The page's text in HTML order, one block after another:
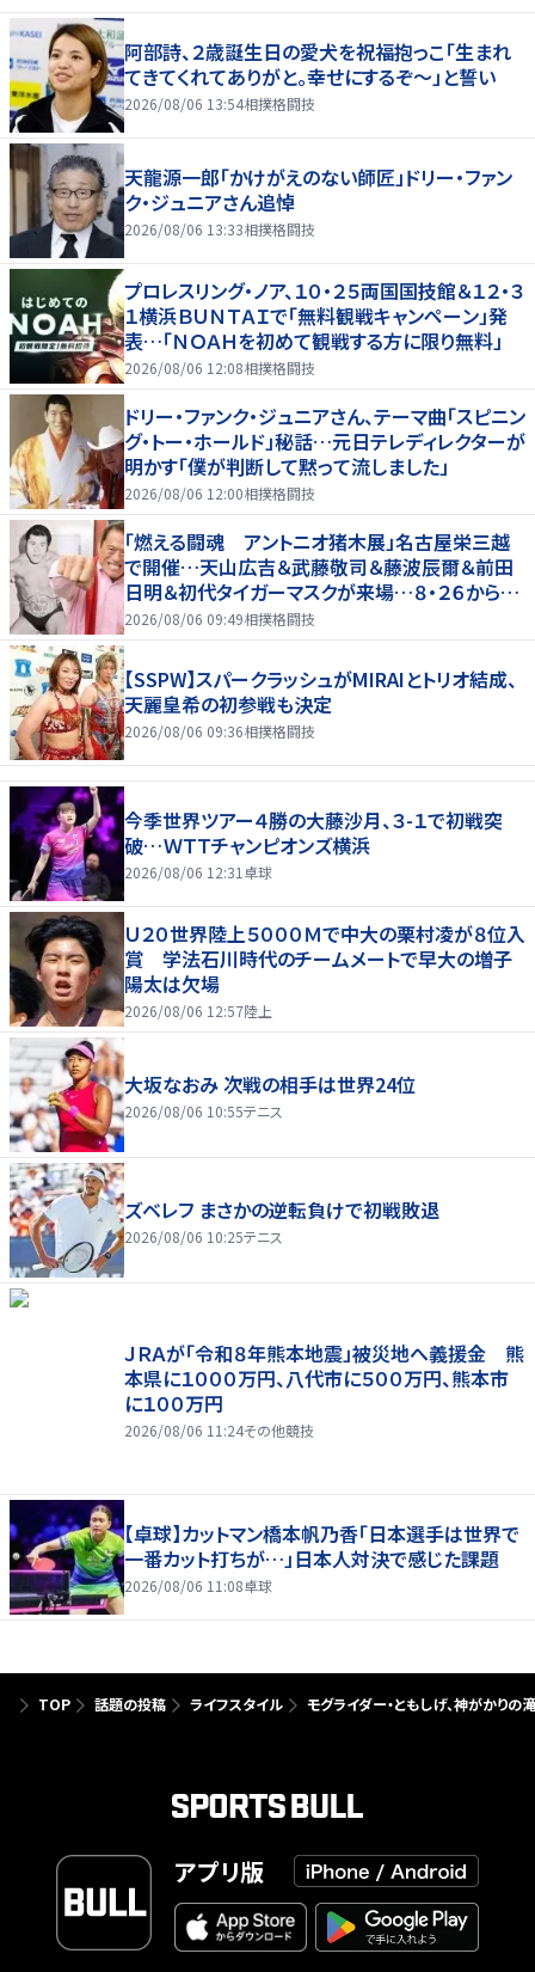
阿部詩、２歳誕生日の愛犬を祝福抱っこ「生まれ
てきてくれてありがと。幸せにするぞ～」と誓い
2026/08/06 13:54相撲格闘技
天龍源一郎「かけがえのない師匠」ドリー・ファン
ク・ジュニアさん追悼
2026/08/06 13:33相撲格闘技
プロレスリング・ノア、１０・２５両国国技館＆１２・３
１横浜ＢＵＮＴＡＩで「無料観戦キャンペーン」発
表…「ＮＯＡＨを初めて観戦する方に限り無料」
2026/08/06 12:08相撲格闘技
ドリー・ファンク・ジュニアさん、テーマ曲「スピニン
グ・トー・ホールド」秘話…元日テレディレクターが
明かす「僕が判断して黙って流しました」
2026/08/06 12:00相撲格闘技
「燃える闘魂 アントニオ猪木展」名古屋栄三越
で開催…天山広吉＆武藤敬司＆藤波辰爾＆前田
日明＆初代タイガーマスクが来場…８・２６から９・
７まで
2026/08/06 09:49相撲格闘技
【SSPW】スパークラッシュがMIRAIとトリオ結成、
天麗皇希の初参戦も決定
2026/08/06 09:36相撲格闘技
今季世界ツアー４勝の大藤沙月、３-１で初戦突
破…ＷＴＴチャンピオンズ横浜
2026/08/06 12:31卓球
Ｕ２０世界陸上５０００Ｍで中大の栗村凌が８位入
賞 学法石川時代のチームメートで早大の増子
陽太は欠場
2026/08/06 12:57陸上
大坂なおみ 次戦の相手は世界24位
2026/08/06 10:55テニス
ズベレフ まさかの逆転負けで初戦敗退
2026/08/06 10:25テニス
ＪＲＡが「令和８年熊本地震」被災地へ義援金 熊
本県に１０００万円、八代市に５００万円、熊本市
に１００万円
2026/08/06 11:24その他競技
【卓球】カットマン橋本帆乃香「日本選手は世界で
一番カット打ちが…」日本人対決で感じた課題
2026/08/06 11:08卓球
TOP 話題の投稿 ライフスタイル モグライダー・ともしげ、神がかりの
アプリ版